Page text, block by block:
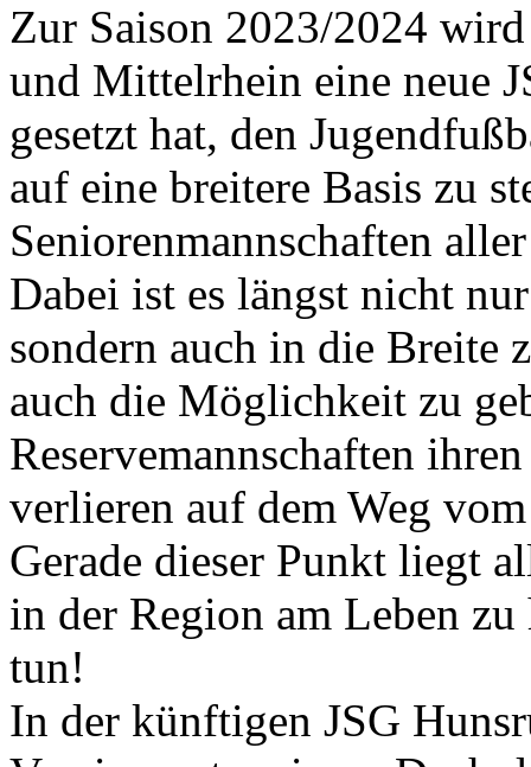
Zur Saison 2023/2024
und Mittelrhein eine neue
gesetzt hat, den
auf eine breitere Basis zu
Seniorenmannschaften
Dabei ist es längst nicht
sondern auch in die Breite
auch die Möglichkeit zu
Reservemannschaften
verlieren auf dem Weg
Gerade dieser Punkt liegt
in der Region am Leben
tun!
In der künftigen JSG